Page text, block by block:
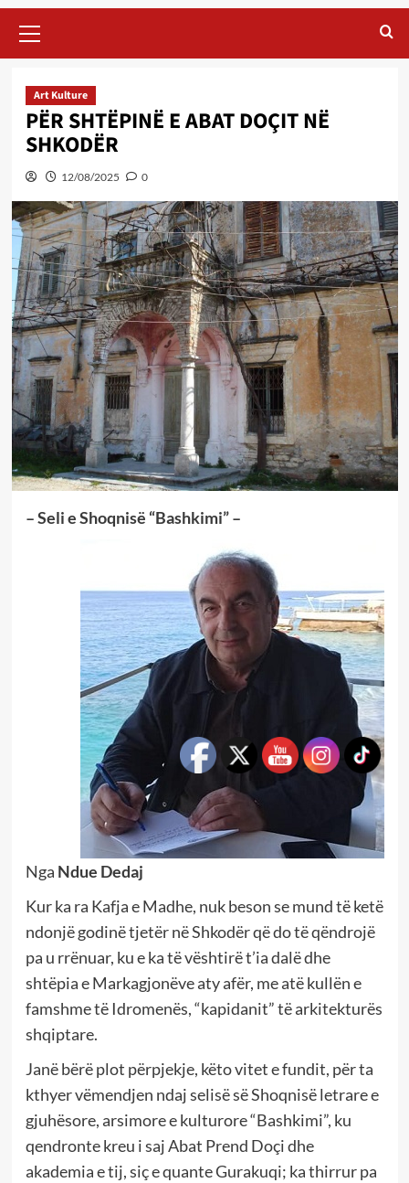
Menu
Art Kulture
PËR SHTËPINË E ABAT DOÇIT NË
SHKODËR
12/08/2025 0
– Seli e Shoqnisë “Bashkimi” –
Nga Ndue Dedaj
Kur ka ra Kafja e Madhe, nuk beson se mund të ketë
ndonjë godinë tjetër në Shkodër që do të qëndrojë
pa u rrënuar, ku e ka të vështirë t’ia dalë dhe
shtëpia e Markagjonëve aty afër, me atë kullën e
famshme të Idromenës, “kapidanit” të arkitekturës
shqiptare.
Janë bërë plot përpjekje, këto vitet e fundit, për ta
kthyer vëmendjen ndaj selisë së Shoqnisë letrare e
gjuhësore, arsimore e kulturore “Bashkimi”, ku
qendronte kreu i saj Abat Prend Doçi dhe
akademia e tij, siç e quante Gurakuqi; ka thirrur pa